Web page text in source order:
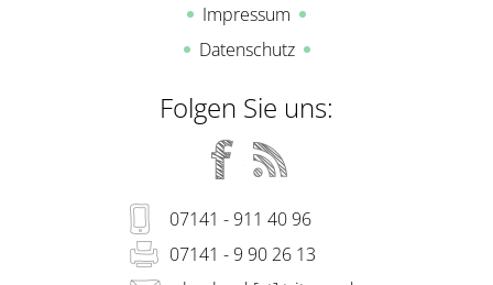
Impressum
Datenschutz
Folgen Sie uns:
07141 - 911 40 96
07141 - 9 90 26 13